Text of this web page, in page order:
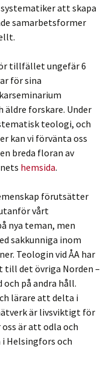
att skapa
samarbetsformer
tillfället ungefär 6
för sina
äldre forskare. Under
teologi, och
kan vi förvänta oss
breda floran av
hemsida.
förutsätter
vårt
nya teman, men
sakkunniga inom
Teologin vid ÅA har
till det övriga Norden –
på andra håll.
lärare att delta i
är livsviktigt för
är att odla och
Helsingfors och